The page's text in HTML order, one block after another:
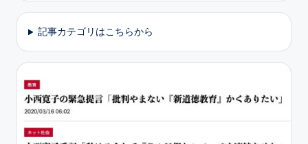
記事カテゴリはこちらから